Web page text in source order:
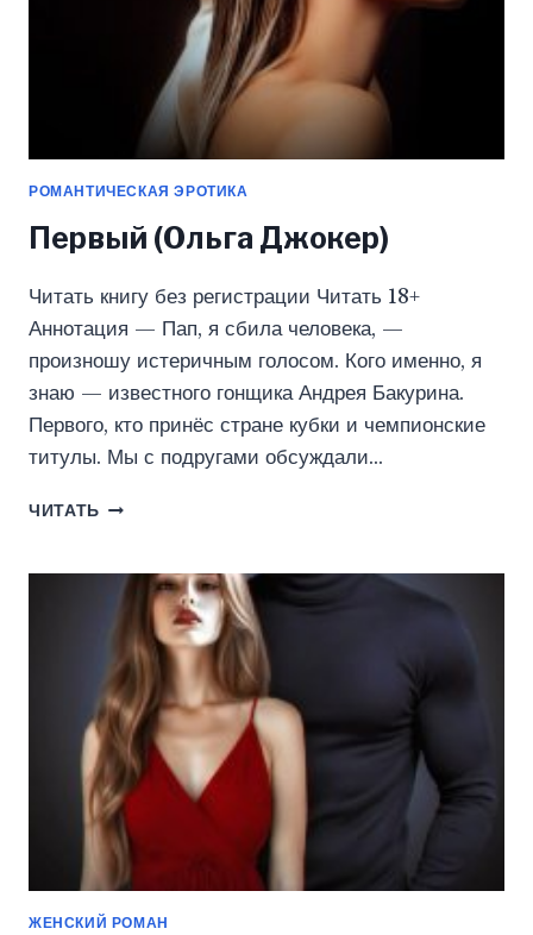
РОМАНТИЧЕСКАЯ ЭРОТИКА
Первый (Ольга Джокер)
Читать книгу без регистрации Читать 18+
Аннотация — Пап, я сбила человека, —
произношу истеричным голосом. Кого именно, я
знаю — известного гонщика Андрея Бакурина.
Первого, кто принёс стране кубки и чемпионские
титулы. Мы с подругами обсуждали…
ЧИТАТЬ ПЕРВЫЙ
ЖЕНСКИЙ РОМАН